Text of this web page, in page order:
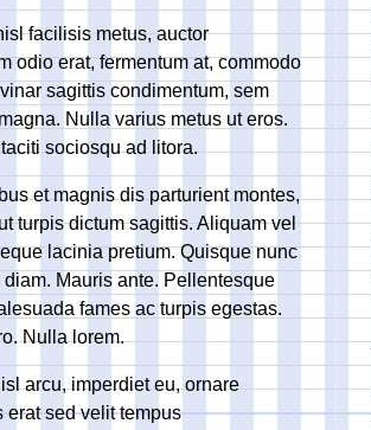
facilisis metus, auctor
odio erat, fermentum at, commodo
sagittis condimentum, sem
Nulla varius metus ut eros.
sociosqu ad litora.
et magnis dis parturient montes,
turpis dictum sagittis. Aliquam vel
lacinia pretium. Quisque nunc
Mauris ante. Pellentesque
fames ac turpis egestas.
Nulla lorem.
arcu, imperdiet eu, ornare
erat sed velit tempus